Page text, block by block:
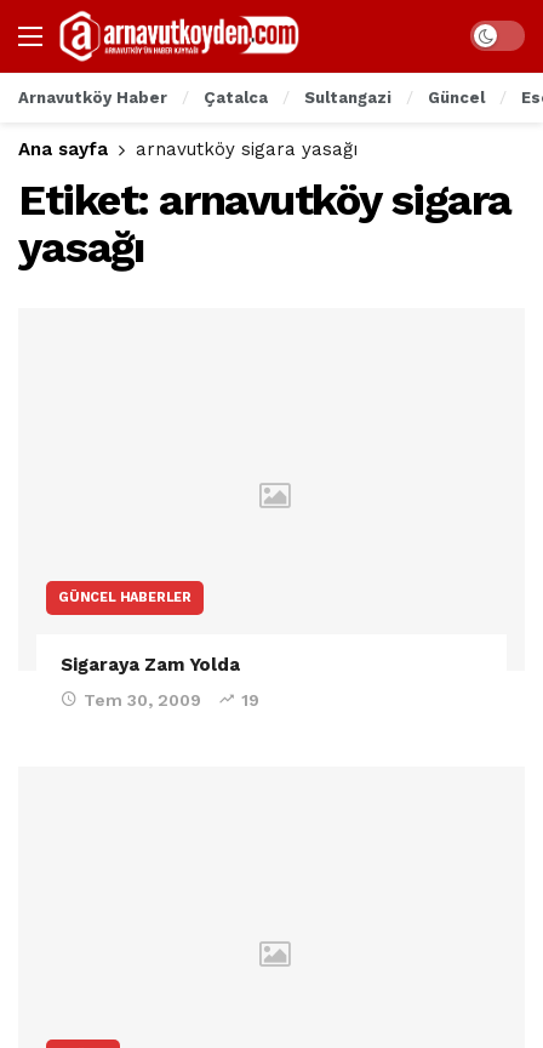
Arnavutköy Haber Çatalca Sultangazi Güncel
Ana sayfa arnavutköy sigara yasağı
Etiket: arnavutköy sigara
yasağı
GÜNCEL HABERLER
Sigaraya Zam Yolda
Tem 30, 2009 19